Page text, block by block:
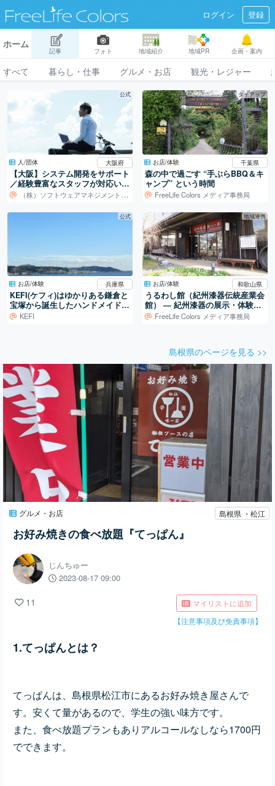
ログイン 登録
ホーム
記事 フォト 地域紹介 地域PR 企画・案内
すべて 暮らし・仕事 グルメ・お店 観光・レジャー
公式
人/団体 大阪府
【大阪】システム開発をサポート
／経験豊富なスタッフが対応いた
します！
（株）ソフトウェアマネジメントセンター
タイアップ
お店/体験 千葉県
森の中で過ごす “手ぶらBBQ＆キ
ャンプ” という時間
FreeLife Colors メディア事務局
公式
お店/体験 兵庫県
KEFI(ケフィ)はゆかりある鎌倉と
宝塚から誕生したハンドメイドブ
ランド
KEFI
地域連携
お店/体験 和歌山県
うるわし館（紀州漆器伝統産業会
館） ― 紀州漆器の展示・体験・
販売を担う産地の拠点
FreeLife Colors メディア事務局
島根県のページを見る >>
グルメ・お店 島根県 ・松江
お好み焼きの食べ放題『てっぱん』
じんちゅー
2023-08-17 09:00
11
マイリストに追加
【注意事項及び免責事項】
1.てっぱんとは？
てっぱんは、島根県松江市にあるお好み焼き屋さんで
す。安くて量があるので、学生の強い味方です。
また、食べ放題プランもありアルコールなしなら1700円
でできます。